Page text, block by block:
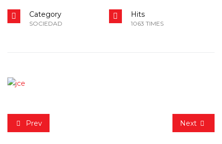
Category
SOCIEDAD
Hits
1063 TIMES
Prev Next